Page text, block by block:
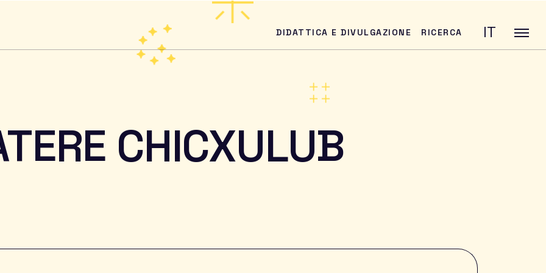
DIDATTICA E DIVULGAZIONE RICERCA IT
e Divulgazione
CHICXULUB